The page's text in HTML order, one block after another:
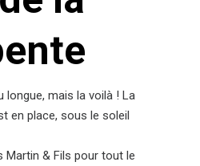
longue, mais la voilà ! La
en place, sous le soleil
Martin & Fils pour tout le